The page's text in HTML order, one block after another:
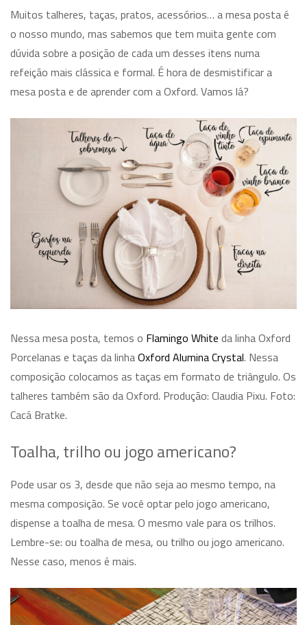
Muitos talheres, taças, pratos, acessórios… a mesa posta é
o nosso mundo, mas sabemos que tem muita gente com
dúvida sobre a posição de cada um desses itens numa
refeição mais clássica e formal. É hora de desmistificar a
mesa posta e de aprender com a Oxford. Vamos lá?
Nessa mesa posta, temos o Flamingo White da linha Oxford
Porcelanas e taças da linhaOxford Alumina Crystal. Nessa
composição colocamos as taças em formato de triângulo. Os
talheres também são da Oxford. Produção: Claudia Pixu. Foto:
Cacá Bratke.
Toalha, trilho ou jogo americano?
Pode usar os 3, desde que não seja ao mesmo tempo, na
mesma composição. Se você optar pelo jogo americano,
dispense a toalha de mesa. O mesmo vale para os trilhos.
Lembre-se: ou toalha de mesa, ou trilho ou jogo americano.
Nesse caso, menos é mais.